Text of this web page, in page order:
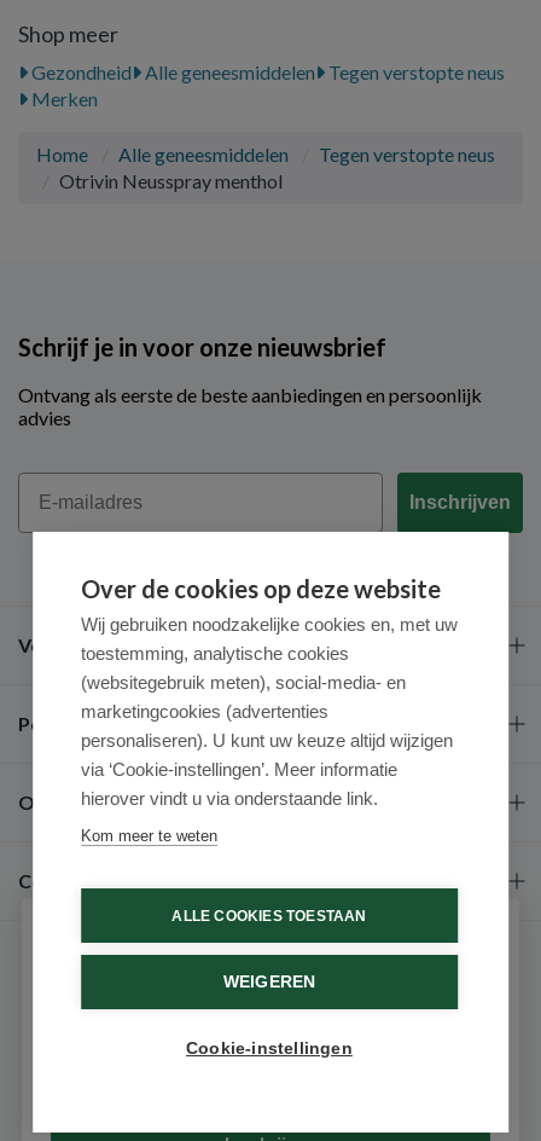
Shop meer
Gezondheid Alle geneesmiddelen
Tegen verstopte neus
Merken
Home Alle geneesmiddelen
Tegen verstopte neus
Otrivin Neusspray menthol
Schrijf je in voor onze nieuwsbrief
Ontvang als eerste de beste aanbiedingen en persoonlijk
advies
Email
Inschrijven
Veel gestelde vragen
Populaire merken
Over ons
Contact
9.6 / 10 (531 beoordelingen)
Over de cookies op deze website
Wij gebruiken noodzakelijke cookies en, met uw
toestemming, analytische cookies
(websitegebruik meten), social-media- en
marketingcookies (advertenties
personaliseren). U kunt uw keuze altijd wijzigen
via ‘Cookie-instellingen’. Meer informatie
hierover vindt u via onderstaande link.
Kom meer te weten
ALLE COOKIES TOESTAAN
WEIGEREN
Cookie-instellingen
Schrijf je in voor onze nieuwsbrief
Ontvang als eerste de beste aanbiedingen en persoonlijk
advies